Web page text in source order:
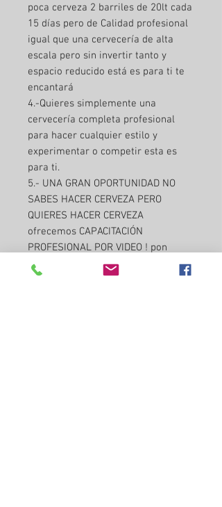
poca cerveza 2 barriles de 20lt cada
15 días pero de Calidad profesional
igual que una cervecería de alta
escala pero sin invertir tanto y
espacio reducido está es para ti te
encantará
4.-Quieres simplemente una
cervecería completa profesional
para hacer cualquier estilo y
experimentar o competir esta es
para ti.
5.- UNA GRAN OPORTUNIDAD NO
SABES HACER CERVEZA PERO
QUIERES HACER CERVEZA
ofrecemos CAPACITACIÓN
PROFESIONAL POR VIDEO ! pon
atención ! Hacemos un estilo de
cerveza el que tú quieras con este